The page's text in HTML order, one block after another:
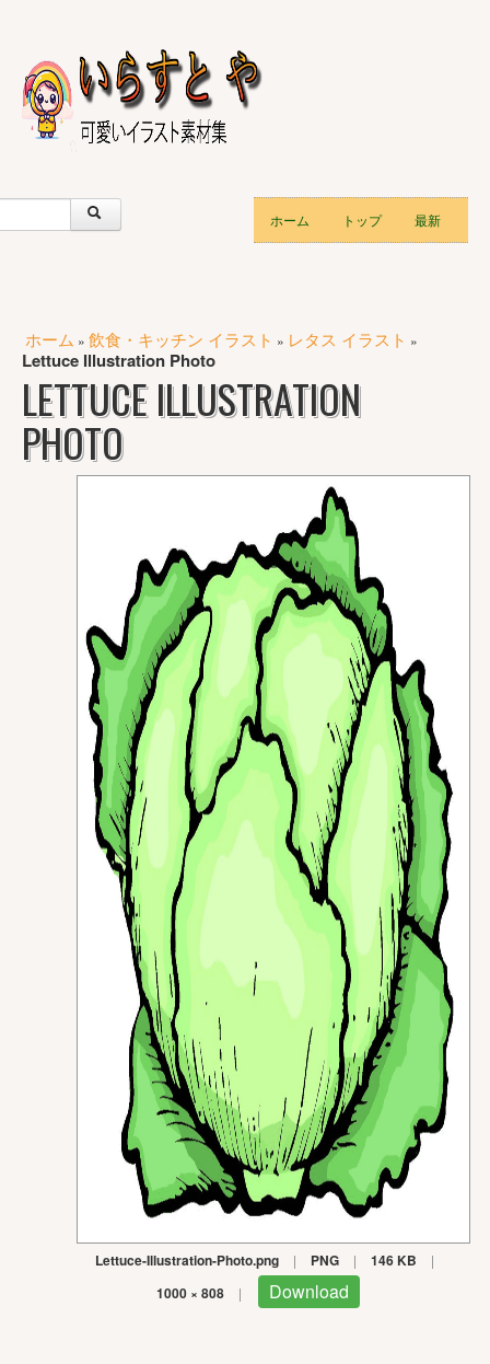
ホーム トップ 最新
ホーム » 飲食・キッチン イラスト » レタス イラスト »
Lettuce Illustration Photo
LETTUCE ILLUSTRATION
PHOTO
Lettuce-Illustration-Photo.png | PNG | 146 KB |
1000 × 808 | Download